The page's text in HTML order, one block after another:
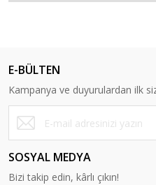
E-BÜLTEN
Kampanya ve duyurulardan ilk
SOSYAL MEDYA
Bizi takip edin, kârlı çıkın!